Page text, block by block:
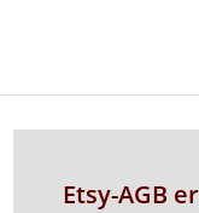
Etsy-AGB